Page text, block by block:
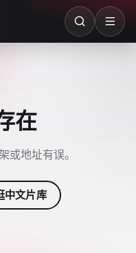
在
或地址有误。
中文片库